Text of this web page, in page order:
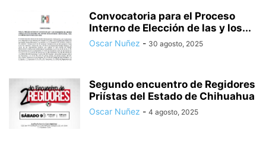
Convocatoria para el Proceso
Interno de Elección de las y los...
Oscar Nuñez - 30 agosto, 2025
Segundo encuentro de Regidores
Priístas del Estado de Chihuahua
Oscar Nuñez - 4 agosto, 2025